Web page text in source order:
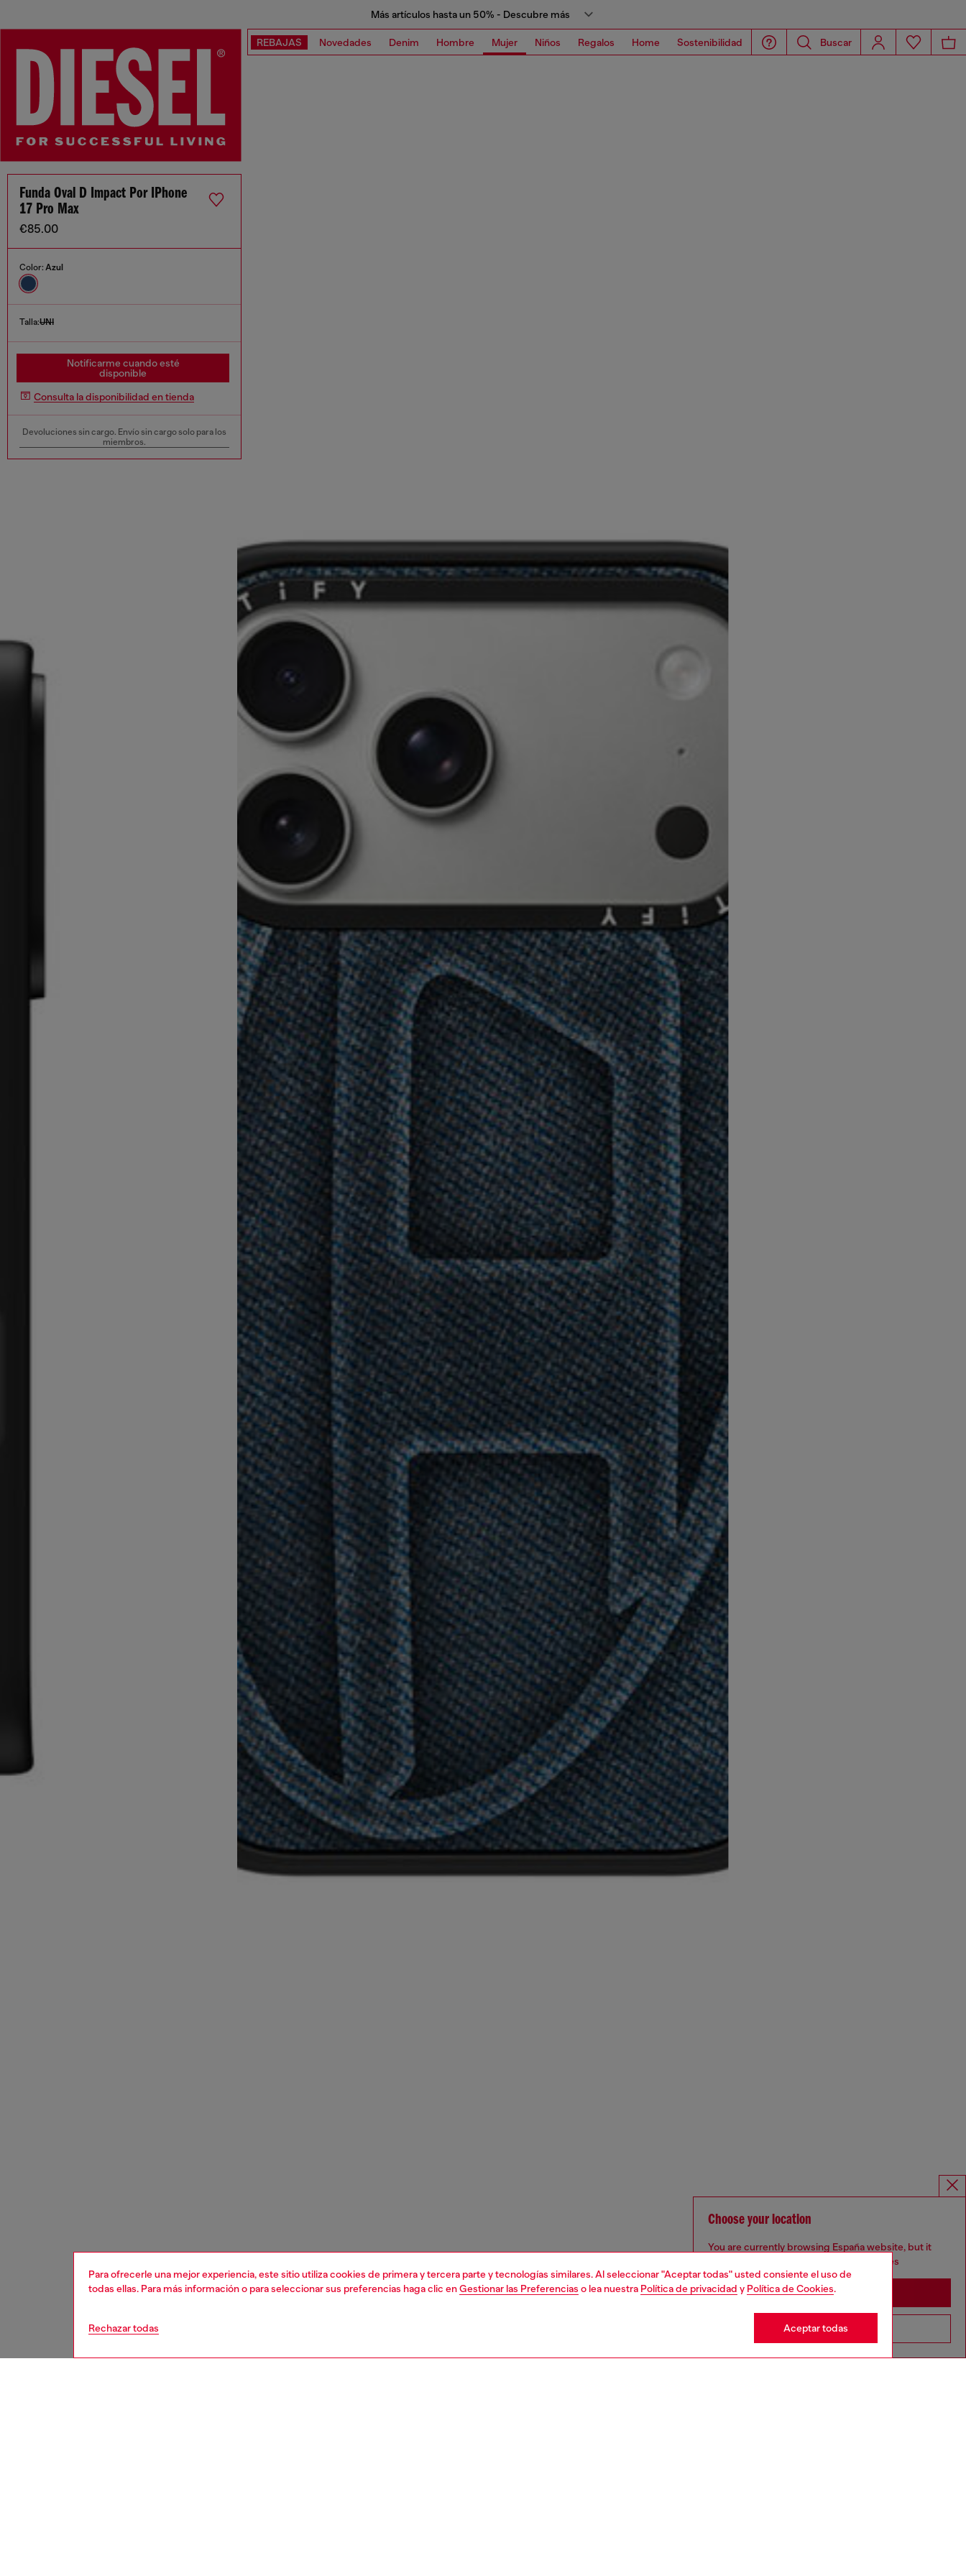
Para ofrecerle una mejor experiencia, este sitio utiliza cookies de primera y tercera parte y tecnologías similares. Al seleccionar "Aceptar todas" usted consiente el uso de
todas ellas. Para más información o para seleccionar sus preferencias haga clic enGestionar las Preferencias o lea nuestra Política de privacidad y Política de Cookies.
Rechazar todas Aceptar todas
Más artículos hasta un 50% - Descubre más
REBAJAS Novedades Denim Hombre Mujer Niños Regalos Home Sostenibilidad Buscar
Funda Oval D Impact Por IPhone
17 Pro Max
€85.00
Color: Azul
Talla:UNI
Notificarme cuando esté
disponible
Consulta la disponibilidad en tienda
Devoluciones sin cargo. Envío sin cargo solo para los
miembros.
Choose your location
You are currently browsing España website, but it
seems you may be based in United States
Stay in España
Go to United States